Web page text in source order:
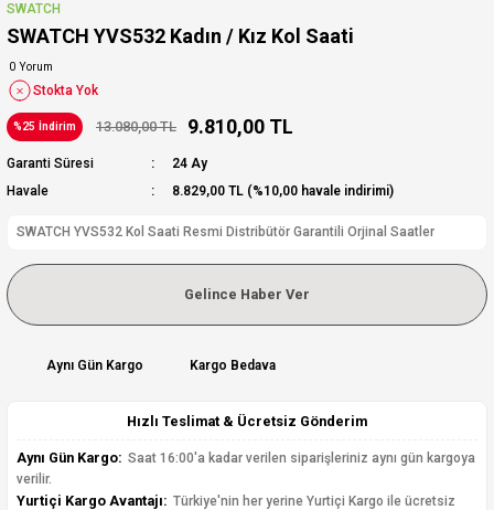
SWATCH
SWATCH YVS532 Kadın / Kız Kol Saati
0 Yorum
Stokta Yok
%25 İndirim 13.080,00 TL 9.810,00 TL
Garanti Süresi
24 Ay
Havale
8.829,00 TL (%10,00 havale indirimi)
SWATCH YVS532 Kol Saati Resmi Distribütör Garantili Orjinal Saatler
Gelince Haber Ver
Aynı Gün Kargo Kargo Bedava
Hızlı Teslimat & Ücretsiz Gönderim
Aynı Gün Kargo: Saat 16:00'a kadar verilen siparişleriniz aynı gün kargoya
verilir.
Yurtiçi Kargo Avantajı: Türkiye'nin her yerine Yurtiçi Kargo ile ücretsiz